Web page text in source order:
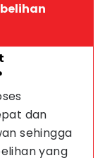
dan
sehingga
yang